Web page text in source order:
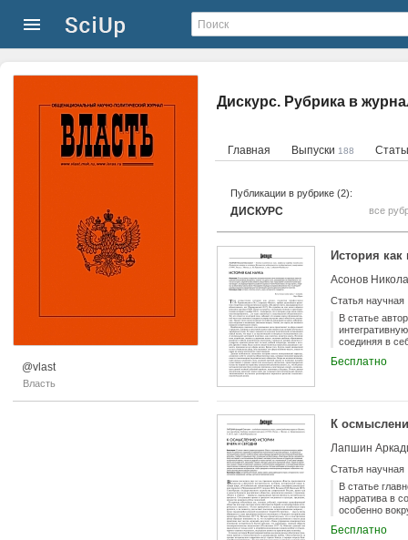
@vlast
Власть
Дискурс. Рубрика в
Главная Выпуски 188
Публикации в рубрике (2):
ДИСКУРС все
История как
Асонов
Статья научная
В статье
соединяя в
законы бытия.
Бесплатно
К
Лапшин
Статья научная
В статье
нарратива в
особенно
богатейшего
Бесплатно